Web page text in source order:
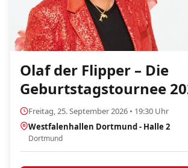
Olaf der Flipper – Die
Geburtstagstournee
Freitag, 25. September 2026 • 19:30 Uhr
Westfalenhallen Dortmund - Halle 2
Dortmund